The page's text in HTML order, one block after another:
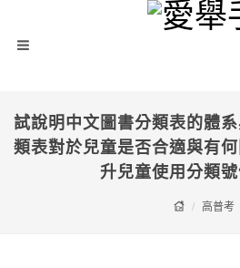
試說明中文圖書分類表的體
類表對於兒童是否合適與有
升兒童使用分類
高普考